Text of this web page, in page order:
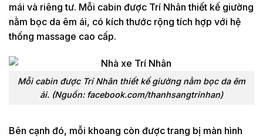
mái và riêng tư. Mỗi cabin được Trí Nhân thiết kế giường
nằm bọc da êm ái, có kích thước rộng tích hợp với hệ
thống massage cao cấp.
Mỗi cabin được Trí Nhân thiết kế giường nằm bọc da êm
ái. (Nguồn: facebook.com/thanhsangtrinhan)
Bên cạnh đó, mỗi khoang còn được trang bị màn hình